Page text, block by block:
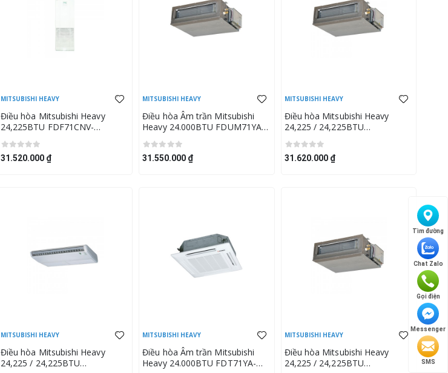
MITSUBISHI HEAVY
Điều hòa Mitsubishi Heavy
24,225BTU FDF71CNV-
31.520.000 ₫
MITSUBISHI HEAVY
Điều hòa Âm trần Mitsubishi
Heavy 24.000BTU FDUM71YA-
31.550.000 ₫
MITSUBISHI HEAVY
Điều hòa Mitsubishi Heavy
24,225 / 24,225BTU
31.620.000 ₫
MITSUBISHI HEAVY
Điều hòa Mitsubishi Heavy
24,225 / 24,225BTU
MITSUBISHI HEAVY
Điều hòa Âm trần Mitsubishi
Heavy 24.000BTU FDT71YA-
MITSUBISHI HEAVY
Điều hòa Mitsubishi Heavy
24,225 / 24,225BTU
Tìm đường
Chat Zalo
Gọi điện
Messenger
SMS